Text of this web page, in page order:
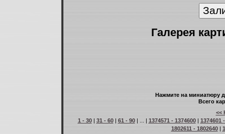
Галерея
Нажмите на миниатюру
Всего
<<
1 - 30| 31 - 60| 61 - 90| ... | 1374571 - 1374600| 1374601
1802611 - 1802640|